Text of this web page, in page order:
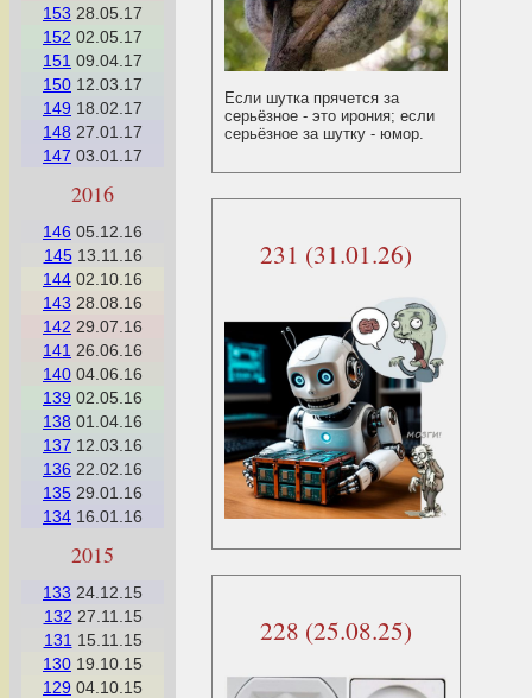
153 28.05.17
152 02.05.17
151 09.04.17
150 12.03.17
149 18.02.17
148 27.01.17
147 03.01.17
2016
146 05.12.16
14513.11.16
144 02.10.16
143 28.08.16
142 29.07.16
141 26.06.16
140 04.06.16
139 02.05.16
138 01.04.16
137 12.03.16
136 22.02.16
135 29.01.16
134 16.01.16
2015
133 24.12.15
132 27.11.15
131 15.11.15
130 19.10.15
129 04.10.15
Если шутка прячется за
серьёзное - это ирония; если
серьёзное за шутку - юмор.
231 (31.01.26)
228 (25.08.25)